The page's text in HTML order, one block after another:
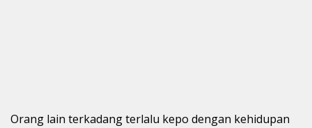
Orang lain terkadang terlalu kepo dengan kehidupan